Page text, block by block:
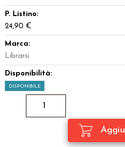
P. Listino:
24,90 €
Marca:
Librarsi
Disponibilità:
DISPONIBILE